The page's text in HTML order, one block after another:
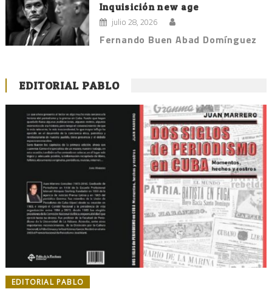
Inquisición new age
julio 28, 2026
Fernando Buen Abad Domínguez
EDITORIAL PABLO
EDITORIAL PABLO